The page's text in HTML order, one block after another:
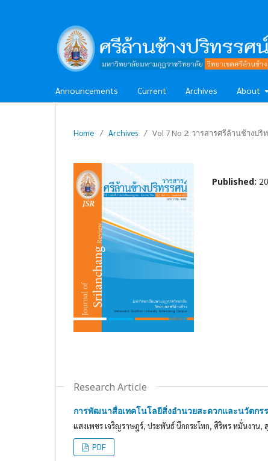
Announcements Current Archives About
Home / Archives / Vol 7 No 2: วารสารศรีล้านช้างป
Published:
Research Article
การพัฒนาสื่อเทคโนโลยีสิ่งอำนวยสะดวกและนวัตก
แสงเพชร เจริญราษฎร์, ประพันธ์ นึกกระโทก, ศิริพร หมั่นงาน
PDF